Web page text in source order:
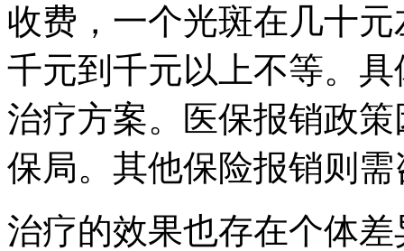
收费，一个光斑在几十
千元到千元以上不等。
治疗方案。医保报销政
保局。其他保险报销则
治疗的效果也存在个体